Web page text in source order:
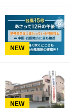
NEW
NEW